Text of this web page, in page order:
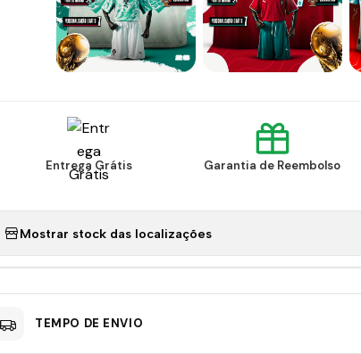
Entrega Grátis Garantia de Reembolso
Mostrar stock das localizações
TEMPO DE ENVIO